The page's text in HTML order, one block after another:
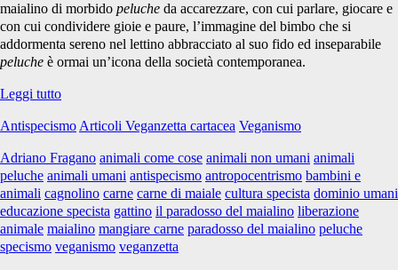
maialino di morbido peluche da accarezzare, con cui parlare, giocare e
con cui condividere gioie e paure, l’immagine del bimbo che si
addormenta sereno nel lettino abbracciato al suo fido ed inseparabile
peluche è ormai un’icona della società contemporanea.
Leggi tuttoLo
fin
culla:
il
paradosso
del
maialino
Antispecismo Articoli Veganzetta cartacea Veganismo
Adriano Fragano animali come cose animali non umani animali
peluche animali umani antispecismo antropocentrismo bambini e
animali cagnolino carne carne di maiale cultura specista dominio umani
educazione specista gattino il paradosso del maialino liberazione
animale maialino mangiare carne paradosso del maialino peluche
specismo veganismo veganzetta